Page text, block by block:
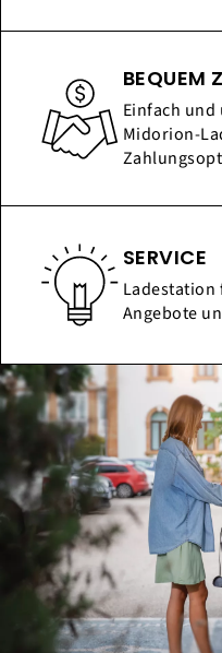
BEQUEM
Einfach
Midorion-
SERVICE
Ladestation
Angebote